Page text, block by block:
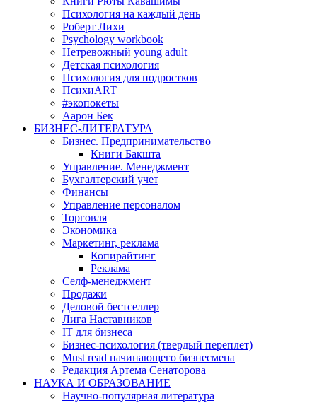
Психология на каждый день
Роберт Лихи
Psychology workbook
Нетревожный young adult
Детская психология
Психология для подростков
ПсихиART
#экопокеты
Аарон Бек
БИЗНЕС-ЛИТЕРАТУРА
Бизнес. Предпринимательство
Книги Бакшта
Управление. Менеджмент
Бухгалтерский учет
Финансы
Управление персоналом
Торговля
Экономика
Маркетинг, реклама
Копирайтинг
Реклама
Селф-менеджмент
Продажи
Деловой бестселлер
Лига Наставников
IT для бизнеса
Бизнес-психология (твердый переплет)
Must read начинающего бизнесмена
Редакция Артема Сенаторова
НАУКА И ОБРАЗОВАНИЕ
Научно-популярная литература